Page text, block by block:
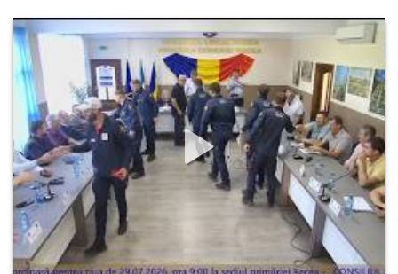
Şedinţa ordinară a Consiliului Local al comunei Recea din
29.07.2026
28
0
0